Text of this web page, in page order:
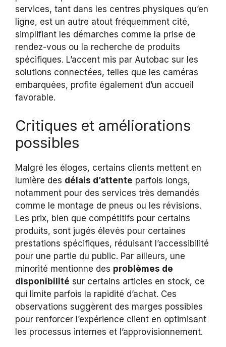
services, tant dans les centres physiques qu’en
ligne, est un autre atout fréquemment cité,
simplifiant les démarches comme la prise de
rendez-vous ou la recherche de produits
spécifiques. L’accent mis par Autobac sur les
solutions connectées, telles que les caméras
embarquées, profite également d’un accueil
favorable.
Critiques et améliorations
possibles
Malgré les éloges, certains clients mettent en
lumière des délais d’attente parfois longs,
notamment pour des services très demandés
comme le montage de pneus ou les révisions.
Les prix, bien que compétitifs pour certains
produits, sont jugés élevés pour certaines
prestations spécifiques, réduisant l’accessibilité
pour une partie du public. Par ailleurs, une
minorité mentionne des problèmes de
disponibilité sur certains articles en stock, ce
qui limite parfois la rapidité d’achat. Ces
observations suggèrent des marges possibles
pour renforcer l’expérience client en optimisant
les processus internes et l’approvisionnement.